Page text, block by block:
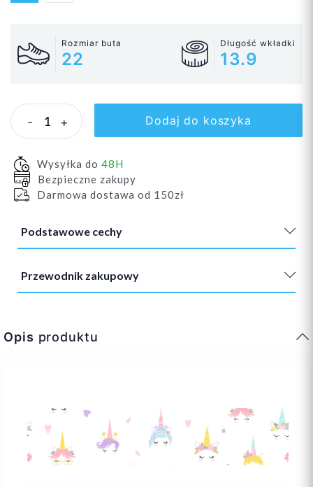
Rozmiar buta
22
Długość wkładki
13.9
- + Dodaj do koszyka
Wysyłka do 48H
Bezpieczne zakupy
Darmowa dostawa od 150zł
Podstawowe cechy
Przewodnik zakupowy
Opis produktu